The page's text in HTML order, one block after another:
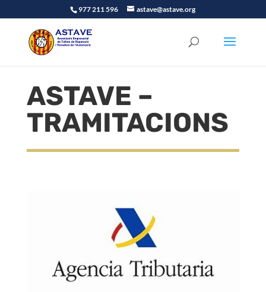
977 211 596 astave@astave.org
ASTAVE –
TRAMITACIONS